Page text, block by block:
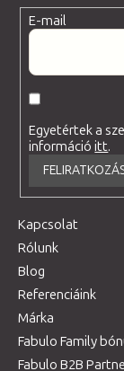
E-mail
Egyetértek a
információitt.
Kapcsolat
Rólunk
Blog
Referenciáink
Márka
Fabulo Family
Fabulo B2B